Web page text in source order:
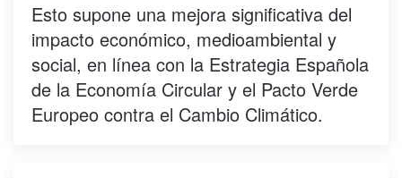
Esto supone una mejora significativa del
impacto económico, medioambiental y
social, en línea con la Estrategia Española
de la Economía Circular y el Pacto Verde
Europeo contra el Cambio Climático.